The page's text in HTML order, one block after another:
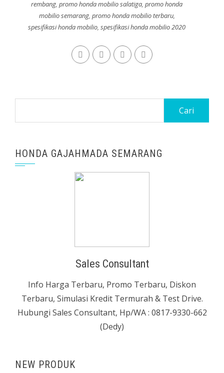
rembang,promo honda mobilio salatiga,promo honda
mobilio semarang, promo honda mobilio terbaru,
spesifikasi honda mobilio,spesifikasi honda mobilio 2020
HONDA GAJAHMADA SEMARANG
Sales Consultant
Info Harga Terbaru, Promo Terbaru, Diskon
Terbaru, Simulasi Kredit Termurah & Test Drive.
Hubungi Sales Consultant, Hp/WA : 0817-9330-662
(Dedy)
NEW PRODUK